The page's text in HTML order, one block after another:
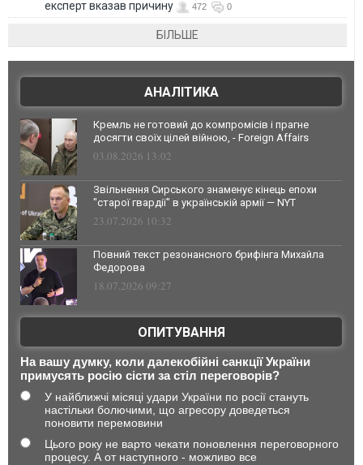
експерт вказав причину 472 0
БІЛЬШЕ
АНАЛІТИКА
Кремль не готовий до компромісів і прагне
досягти своїх цілей війною, - Foreign Affairs
03.08.2026 13:02
Звільнення Сирського знаменує кінець епохи
"старої гвардії" в українській армії — NYT
23.07.2026 10:32
Повний текст резонансного брифінга Михайла
Федорова
18.07.2026 09:27
ОПИТУВАННЯ
На вашу думку, коли далекобійні санкції України
примусять росію сісти за стіл переговорів?
У найближчі місяці удари України по росії стануть
настільки болючими, що агресору доведеться
поновити перемовини
Цього року не варто чекати поновлення переговорного
процесу. А от наступного - можливо все